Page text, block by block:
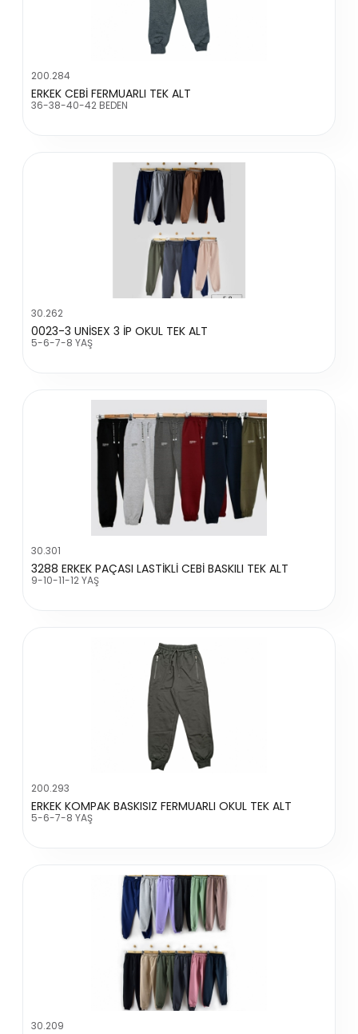
200.284
ERKEK CEBİ FERMUARLI TEK ALT
36-38-40-42 BEDEN
30.262
0023-3 UNİSEX 3 İP OKUL TEK ALT
5-6-7-8 YAŞ
30.301
3288 ERKEK PAÇASI LASTİKLİ CEBİ BASKILI TEK ALT
9-10-11-12 YAŞ
200.293
ERKEK KOMPAK BASKISIZ FERMUARLI OKUL TEK ALT
5-6-7-8 YAŞ
30.209